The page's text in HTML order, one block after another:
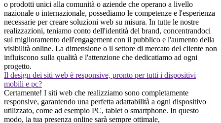
o prodotti unici alla comunità o aziende che operano a livello
nazionale o internazionale, possediamo le competenze e l'esperienza
necessarie per creare soluzioni web su misura. In tutte le nostre
realizzazioni, teniamo conto dell'identità del brand, concentrandoci
sul miglioramento dell'engagement con il pubblico e l'aumento della
visibilità online. La dimensione o il settore di mercato del cliente non
influiscono sulla qualità e l'attenzione che dedicatiamo ad ogni
progetto.
Il design dei siti web è responsive, pronto per tutti i dispositivi
mobili e pc?
Certamente! I siti web che realizziamo sono completamente
responsive, garantendo una perfetta adattabilità a ogni dispositivo
utilizzato, come ad esempio PC, tablet o smartphone. In questo
modo, la tua presenza online sarà sempre ottimale,